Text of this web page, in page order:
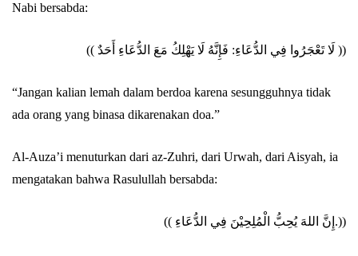
Nabi bersabda:
(( لَا تَعْجَرُوا فِي الدُّعَاءِ: فَإِنَّهُ لَا يَهْلِكُ مَعَ الدُّعَاءِ أَحَدٌ ))
“Jangan kalian lemah dalam berdoa karena sesungguhnya tidak
ada orang yang binasa dikarenakan doa.”
Al-Auza’i menuturkan dari az-Zuhri, dari Urwah, dari Aisyah, ia
mengatakan bahwa Rasulullah bersabda:
(( إِنَّ اللهَ يُحِبُّ الْمُلِحِيْنَ فِي الدُّعَاءِ.))